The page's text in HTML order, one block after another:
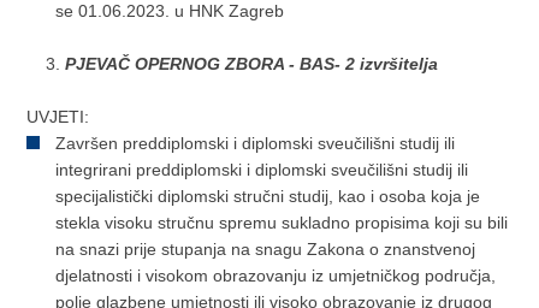
se 01.06.2023. u HNK Zagreb
PJEVAČ OPERNOG ZBORA - BAS- 2 izvršitelja
UVJETI:
Završen preddiplomski i diplomski sveučilišni studij ili
integrirani preddiplomski i diplomski sveučilišni studij ili
specijalistički diplomski stručni studij, kao i osoba koja je
stekla visoku stručnu spremu sukladno propisima koji su bili
na snazi prije stupanja na snagu Zakona o znanstvenoj
djelatnosti i visokom obrazovanju iz umjetničkog područja,
polje glazbene umjetnosti ili visoko obrazovanje iz drugog